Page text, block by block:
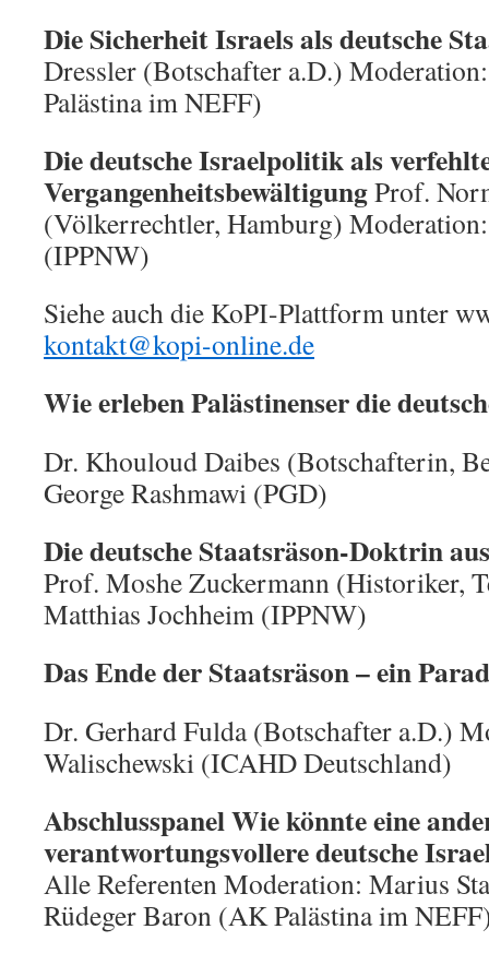
Die Sicherheit Israels als deutsche
Dressler (Botschafter a.D.)
Palästina im NEFF)
Die deutsche Israelpolitik als
VergangenheitsbewältigungProf.
(Völkerrechtler, Hamburg)
(IPPNW)
Siehe auch die KoPI-Plattform unter
kontakt@kopi-online.de
Wie erleben Palästinenser die
Dr. Khouloud Daibes (Botschafterin,
George Rashmawi (PGD)
Die deutsche Staatsräson-Doktrin
Prof. Moshe Zuckermann (Historiker,
Matthias Jochheim (IPPNW)
Das Ende der Staatsräson – ein
Dr. Gerhard Fulda (Botschafter a.D.)
Walischewski (ICAHD Deutschland)
Abschlusspanel Wie könnte eine
verantwortungsvollere deutsche
Alle Referenten Moderation: Marius
Rüdeger Baron (AK Palästina im